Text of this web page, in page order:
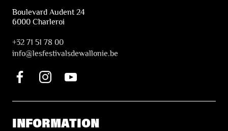
Boulevard Audent 24
6000 Charleroi
+32 71 51 78 00
info@lesfestivalsdewallonie.be
INFORMATION